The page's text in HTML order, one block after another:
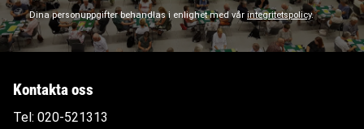
Dina personuppgifter behandlas i enlighet med vår integritetspolicy.
Kontakta oss
Tel: 020-521313